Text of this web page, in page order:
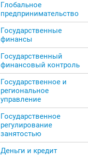
Глобальное
предпринимательство
Государственные
финансы
Государственный
финансовый контроль
Государственное и
региональное
управление
Государственное
регулирование
занятостью
Деньги и кредит